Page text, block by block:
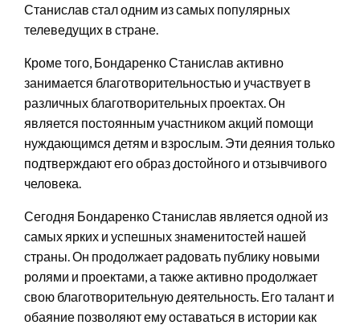
Станислав стал одним из самых популярных
телеведущих в стране.
Кроме того, Бондаренко Станислав активно
занимается благотворительностью и участвует в
различных благотворительных проектах. Он
является постоянным участником акций помощи
нуждающимся детям и взрослым. Эти деяния только
подтверждают его образ достойного и отзывчивого
человека.
Сегодня Бондаренко Станислав является одной из
самых ярких и успешных знаменитостей нашей
страны. Он продолжает радовать публику новыми
ролями и проектами, а также активно продолжает
свою благотворительную деятельность. Его талант и
обаяние позволяют ему оставаться в истории как